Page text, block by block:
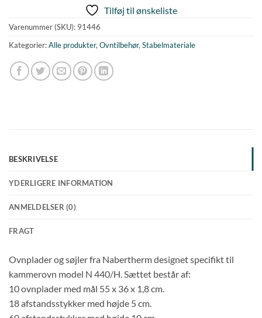
Tilføj til ønskeliste
Varenummer (SKU): 91446
Kategorier:Alle produkter, Ovntilbehør, Stabelmateriale
BESKRIVELSE
YDERLIGERE INFORMATION
ANMELDELSER (0)
FRAGT
Ovnplader og søjler fra Nabertherm designet specifikt til
kammerovn model N 440/H. Sættet består af:
10 ovnplader med mål 55 x 36 x 1,8 cm.
18 afstandsstykker med højde 5 cm.